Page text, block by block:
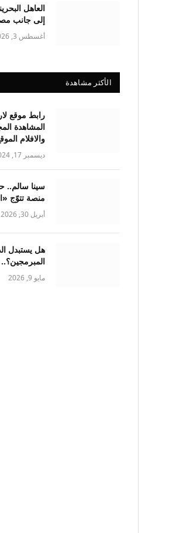
العاهل
إلى جانب
أغسطس 3, 2026
الأكثر مشاهدة
المشاهدة
والافلام
ديسمبر 17, 2024
سينا سالم..
منصة تتوّج
أبريل 30, 2026
هل يستبدل
مايو 9, 2026